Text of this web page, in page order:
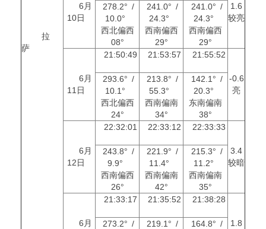
拉
萨
6月
10日
1.6
较亮
278.2° /
10.0°
西北偏西
08°
241.0° /
24.3°
西南偏西
29°
241.0° /
24.3°
西南偏西
29°
6月
11日
21:50:49 21:53:57 21:55:52
-0.6
亮
293.6° /
10.1°
西北偏西
24°
213.8° /
55.3°
西南偏南
34°
142.1° /
20.3°
东南偏南
38°
6月
12日
22:32:01 22:33:12 22:33:33
3.4
较暗
243.8° /
9.9°
西南偏西
26°
221.9° /
11.4°
西南偏南
42°
215.3° /
11.2°
西南偏南
35°
6月
21:33:17 21:35:52 21:38:28
1.8
273.2° /
219.1° /
164.8° /